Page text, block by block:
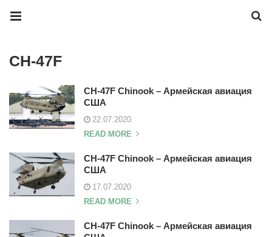
CH-47F
CH-47F Chinook – Армейская авиация
США
22.07.2020
READ MORE
CH-47F Chinook – Армейская авиация
США
17.07.2020
READ MORE
CH-47F Chinook – Армейская авиация